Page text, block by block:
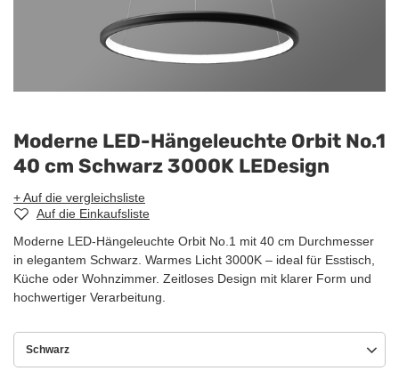
Moderne LED-Hängeleuchte Orbit No.1
40 cm Schwarz 3000K LEDesign
+ Auf die vergleichsliste
Auf die Einkaufsliste
Moderne LED-Hängeleuchte Orbit No.1 mit 40 cm Durchmesser
in elegantem Schwarz. Warmes Licht 3000K – ideal für Esstisch,
Küche oder Wohnzimmer. Zeitloses Design mit klarer Form und
hochwertiger Verarbeitung.
Schwarz